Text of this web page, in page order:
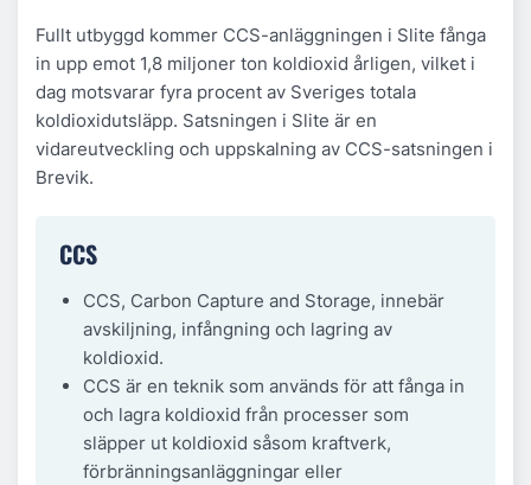
Fullt utbyggd kommer CCS-anläggningen i Slite fånga
in upp emot 1,8 miljoner ton koldioxid årligen, vilket i
dag motsvarar fyra procent av Sveriges totala
koldioxidutsläpp. Satsningen i Slite är en
vidareutveckling och uppskalning av CCS-satsningen i
Brevik.
CCS
CCS, Carbon Capture and Storage, innebär
avskiljning, infångning och lagring av
koldioxid.
CCS är en teknik som används för att fånga in
och lagra koldioxid från processer som
släpper ut koldioxid såsom kraftverk,
förbränningsanläggningar eller